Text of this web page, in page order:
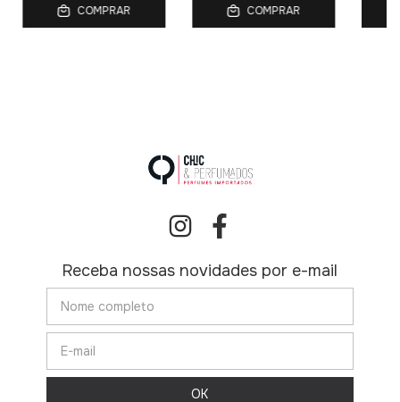
COMPRAR COMPRAR
Receba nossas novidades por e-mail